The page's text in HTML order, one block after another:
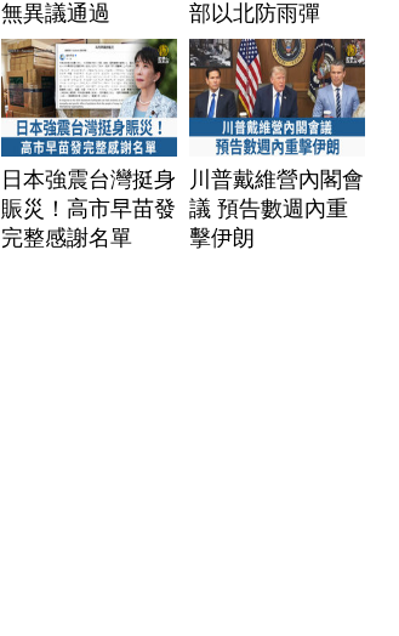
無異議通過
部以北防雨彈
日本強震台灣挺身
賑災！高市早苗發
完整感謝名單
川普戴維營內閣會
議 預告數週內重
擊伊朗